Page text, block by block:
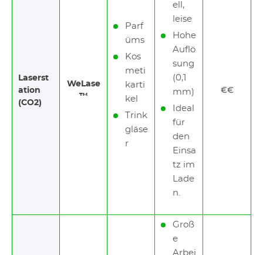
Laserst
ation
(CO2)
WeLase
™
Parf
üms
Kos
meti
karti
kel
Trink
gläse
r
ell,
leise
Hohe
Auflö
sung
(0,1
mm)
Ideal
für
den
Einsa
tz im
Lade
n.
€€
Groß
e
Arbei